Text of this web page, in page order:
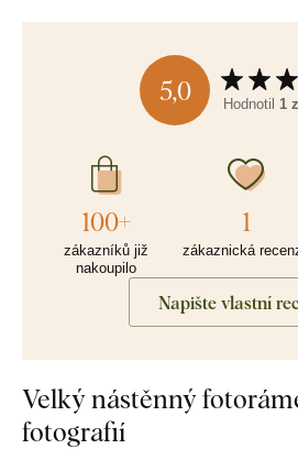
5,0 Hodnotil 1
100+
zákazníků již
nakoupilo
1
zákaznická
Napište vlastní
Velký nástěnný
fotografií